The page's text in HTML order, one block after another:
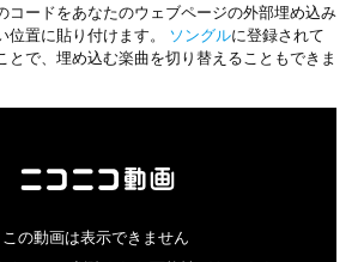
ードをあなたのウェブページの外部埋め込み
位置に貼り付けます。 ソングルに登録されて
とで、埋め込む楽曲を切り替えることもできま